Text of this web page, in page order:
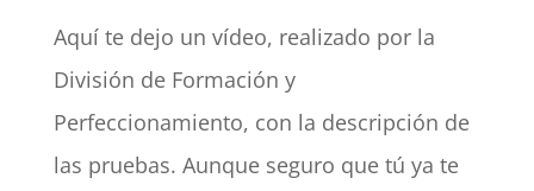
Aquí te dejo un vídeo, realizado por la
División de Formación y
Perfeccionamiento, con la descripción de
las pruebas. Aunque seguro que tú ya te